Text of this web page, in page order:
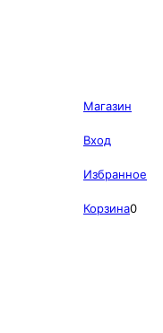
Магазин
Вход
Избранное
Корзина0